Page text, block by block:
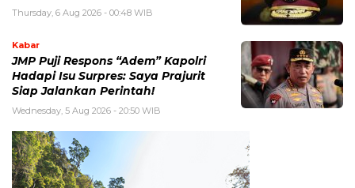
Thursday, 6 Aug 2026 - 00:48 WIB
Kabar
JMP Puji Respons “Adem” Kapolri
Hadapi Isu Surpres: Saya Prajurit
Siap Jalankan Perintah!
Wednesday, 5 Aug 2026 - 20:50 WIB